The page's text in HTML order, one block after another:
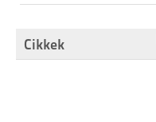
Cikkek